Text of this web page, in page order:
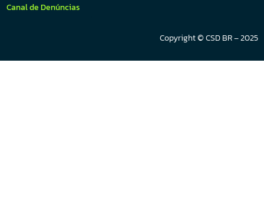
Canal de Denúncias
Copyright © CSD BR – 2025